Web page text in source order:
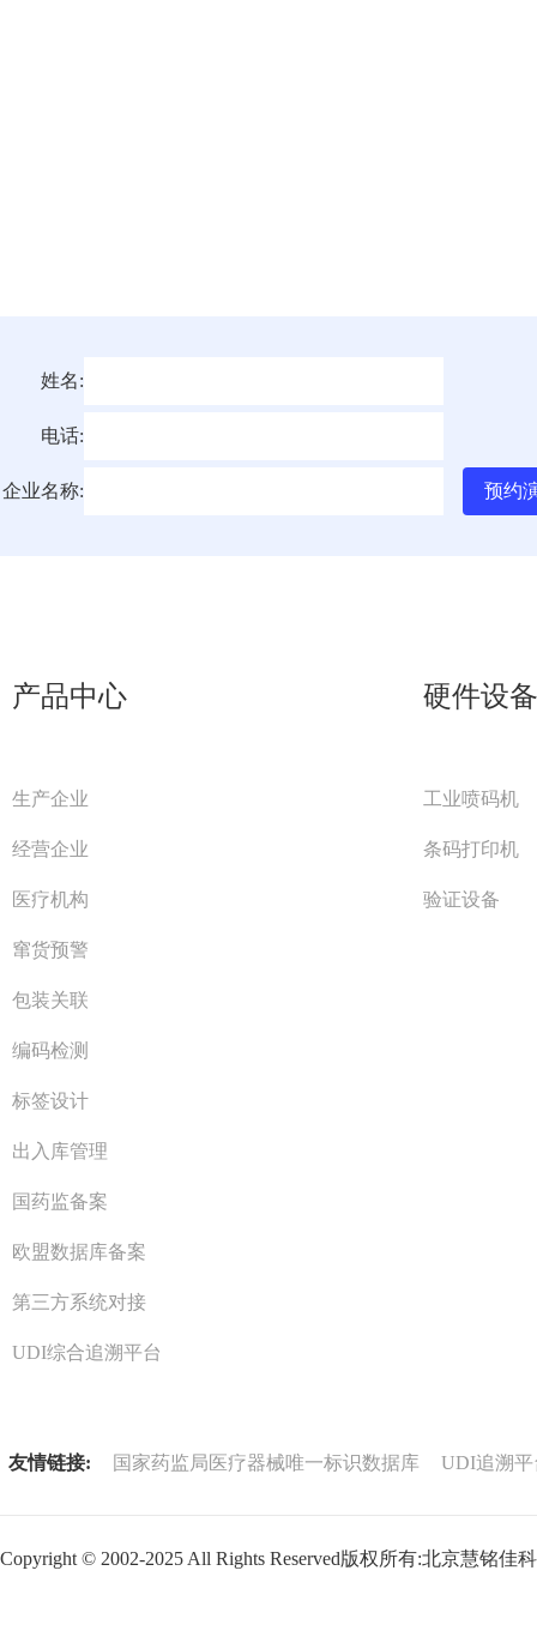
姓名:
电话:
企业名称:
产品中心
生产企业
经营企业
医疗机构
窜货预警
包装关联
编码检测
标签设计
出入库管理
国药监备案
欧盟数据库备案
第三方系统对接
UDI综合追溯平台
硬件设备
工业喷码机
条码打印机
验证设备
友情链接: 国家药监局医疗器械唯一标识数据库 UDI追溯平
Copyright © 2002-2025 All Rights Reserved版权所有:北京慧铭佳